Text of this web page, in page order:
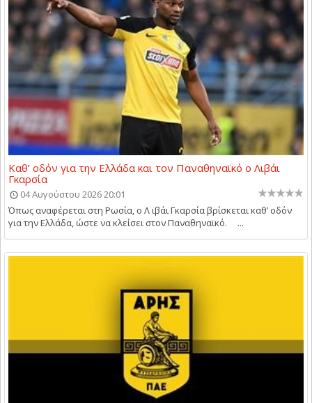
Καθ’ οδόν για την Ελλάδα και τον Παναθηναϊκό ο Λιβάι
Γκαρσία
04 Αυγούστου 2026 20:01
Όπως αναφέρεται στη Ρωσία, ο Λ ιβάι Γκαρσία βρίσκεται καθ’ οδόν
για την Ελλάδα, ώστε να κλείσει στον Παναθηναϊκό. ...